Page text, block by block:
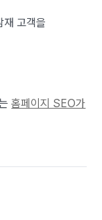
재 고객을
홈페이지 SEO가